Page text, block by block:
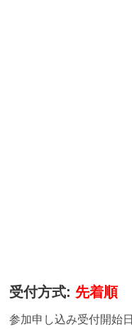
受付方式: 先着順
参加申し込み受付開始日